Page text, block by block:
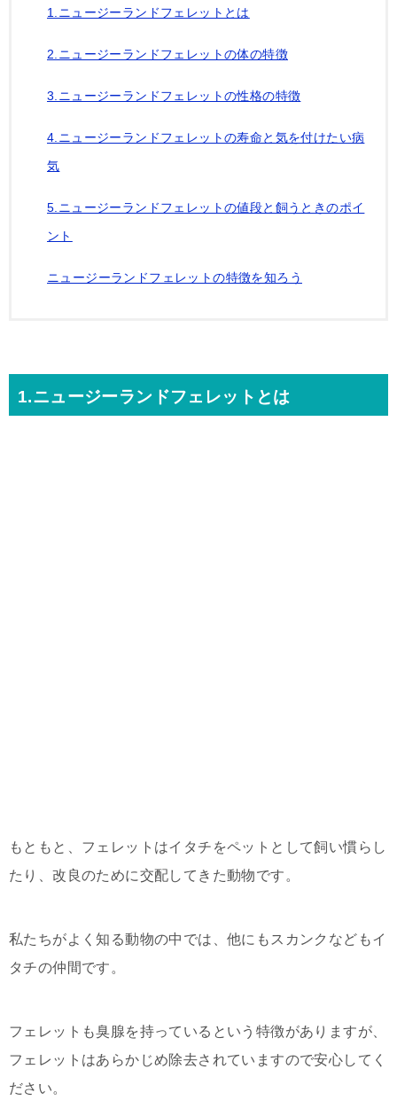
1.ニュージーランドフェレットとは
2.ニュージーランドフェレットの体の特徴
3.ニュージーランドフェレットの性格の特徴
4.ニュージーランドフェレットの寿命と気を付けたい病
気
5.ニュージーランドフェレットの値段と飼うときのポイ
ント
ニュージーランドフェレットの特徴を知ろう
1.ニュージーランドフェレットとは
もともと、フェレットはイタチをペットとして飼い慣らし
たり、改良のために交配してきた動物です。
私たちがよく知る動物の中では、他にもスカンクなどもイ
タチの仲間です。
フェレットも臭腺を持っているという特徴がありますが、
フェレットはあらかじめ除去されていますので安心してく
ださい。